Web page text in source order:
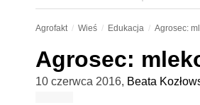
Agrofakt Wieś Edukacja Agrosec:
Agrosec:
10 czerwca 2016, Beata